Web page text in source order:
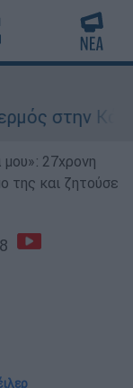
στην
27χρονη
της και ζητούσε